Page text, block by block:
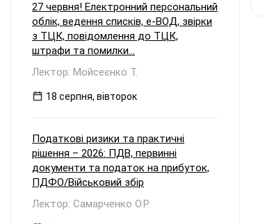
27 червня! Електронний персональний
облік, ведення списків, е-ВОД, звірки
з ТЦК, повідомлення до ТЦК,
штрафи та помилки...
Лектор: Мойсеєнко Т.
18 серпня, вівторок
Податкові ризики та практичні
рішення – 2026: ПДВ, первинні
документи та податок на прибуток,
ПДФО/Військовий збір
Лектор: Самарченко О.Р.